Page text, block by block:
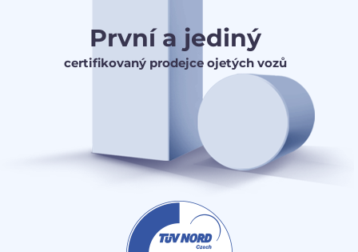
První a jediný
certifikovaný prodejce ojetých vozů